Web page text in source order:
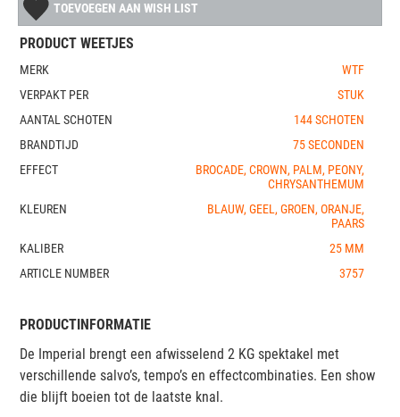
TOEVOEGEN AAN WISH LIST
PRODUCT WEETJES
MERK
WTF
VERPAKT PER
STUK
AANTAL SCHOTEN
144 SCHOTEN
BRANDTIJD
75 SECONDEN
EFFECT
BROCADE, CROWN, PALM, PEONY,
CHRYSANTHEMUM
KLEUREN
BLAUW, GEEL, GROEN, ORANJE,
PAARS
KALIBER
25 MM
ARTICLE NUMBER
3757
PRODUCTINFORMATIE
De Imperial brengt een afwisselend 2 KG spektakel met
verschillende salvo’s, tempo’s en effectcombinaties. Een show
die blijft boeien tot de laatste knal.